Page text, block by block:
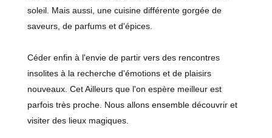
soleil. Mais aussi, une cuisine différente gorgée de
saveurs, de parfums et d'épices.
Céder enfin à l'envie de partir vers des rencontres
insolites à la recherche d'émotions et de plaisirs
nouveaux. Cet Ailleurs que l'on espère meilleur est
parfois très proche. Nous allons ensemble découvrir et
visiter des lieux magiques.